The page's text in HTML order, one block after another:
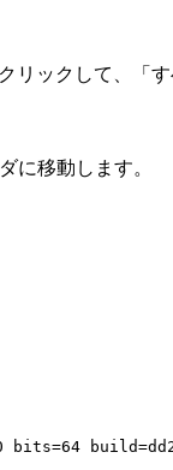
ックして、「
に移動します。